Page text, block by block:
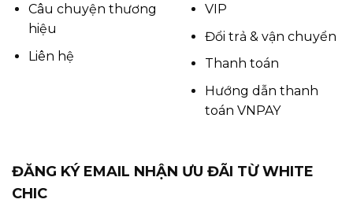
Câu chuyện thương
hiệu
Liên hệ
VIP
Đổi trả & vận chuyển
Thanh toán
Hướng dẫn thanh
toán VNPAY
ĐĂNG KÝ EMAIL NHẬN ƯU ĐÃI TỪ WHITE
CHIC